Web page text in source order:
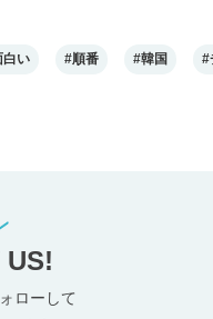
白い #順番 #韓国 #
ローして